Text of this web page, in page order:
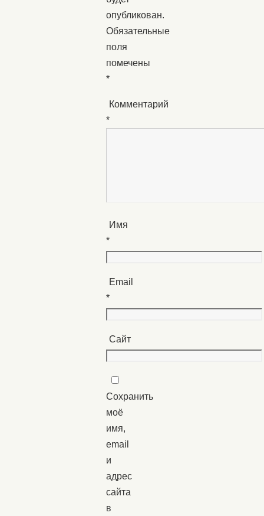
опубликован.
Обязательные
поля
помечены
*
Комментарий
*
Имя
*
Email
*
Сайт
Сохранить
моё
имя,
email
и
адрес
сайта
в